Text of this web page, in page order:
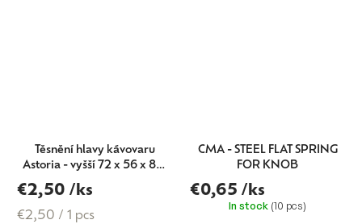
Těsnění hlavy kávovaru
Astoria - vyšší 72 x 56 x 8,5
€2,50 /ks
Measure
€2,50 / 1 pcs
CMA - STEEL FLAT SPRING
FOR KNOB
€0,65 /ks
In stock (10 pcs)